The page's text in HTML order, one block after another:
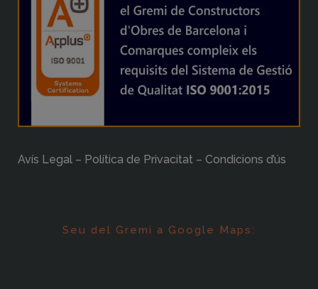
Avís Legal – Política de Privacitat – Condicions d’ús
Seu del Gremi a Google Maps: